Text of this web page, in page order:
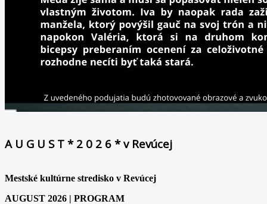
A U G U S T * 2 0 2 6 * v Revúcej
Mestské kultúrne stredisko v Revúcej
AUGUST 2026 | PROGRAM